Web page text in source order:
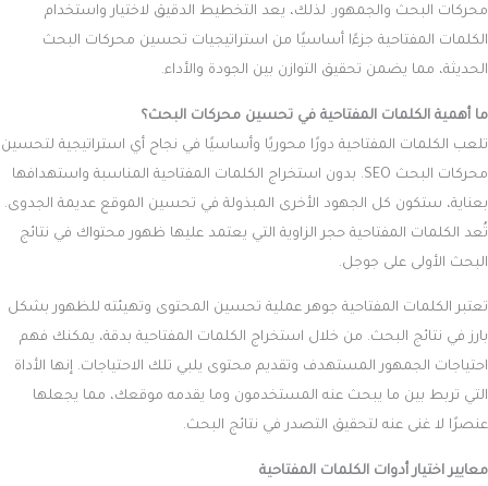
محركات البحث والجمهور. لذلك، يعد التخطيط الدقيق لاختيار واستخدام
الكلمات المفتاحية جزءًا أساسيًا من استراتيجيات تحسين محركات البحث
الحديثة، مما يضمن تحقيق التوازن بين الجودة والأداء.
ما أهمية الكلمات المفتاحية في تحسين محركات البحث؟
تلعب الكلمات المفتاحية دورًا محوريًا وأساسيًا في نجاح أي استراتيجية لتحسين
محركات البحث SEO. بدون استخراج الكلمات المفتاحية المناسبة واستهدافها
بعناية، ستكون كل الجهود الأخرى المبذولة في تحسين الموقع عديمة الجدوى.
تُعد الكلمات المفتاحية حجر الزاوية التي يعتمد عليها ظهور محتواك في نتائج
البحث الأولى على جوجل.
تعتبر الكلمات المفتاحية جوهر عملية تحسين المحتوى وتهيئته للظهور بشكل
بارز في نتائج البحث. من خلال استخراج الكلمات المفتاحية بدقة، يمكنك فهم
احتياجات الجمهور المستهدف وتقديم محتوى يلبي تلك الاحتياجات. إنها الأداة
التي تربط بين ما يبحث عنه المستخدمون وما يقدمه موقعك، مما يجعلها
عنصرًا لا غنى عنه لتحقيق التصدر في نتائج البحث.
معايير اختيار أدوات الكلمات المفتاحية